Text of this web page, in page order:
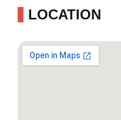
LOCATION